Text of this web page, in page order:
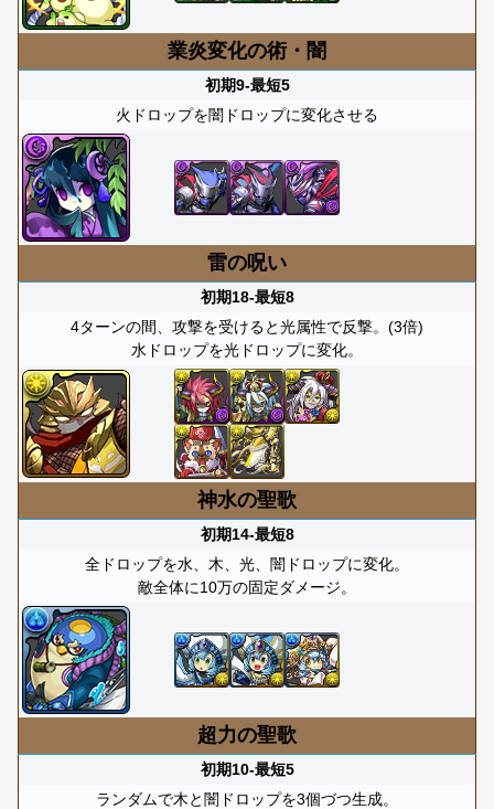
業炎変化の術・闇
初期9-最短5
火ドロップを闇ドロップに変化させる
雷の呪い
初期18-最短8
4ターンの間、攻撃を受けると光属性で反撃。(3倍)
水ドロップを光ドロップに変化。
神水の聖歌
初期14-最短8
全ドロップを水、木、光、闇ドロップに変化。
敵全体に10万の固定ダメージ。
超力の聖歌
初期10-最短5
ランダムで木と闇ドロップを3個づつ生成。